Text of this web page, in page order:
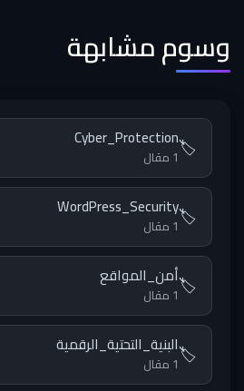
وسوم مشابهة
🏷️
Cyber_Protection
1 مقال
🏷️
WordPress_Security
1 مقال
🏷️أمن_المواقع
1 مقال
🏷️البنية_التحتية_الرقمية
1 مقال